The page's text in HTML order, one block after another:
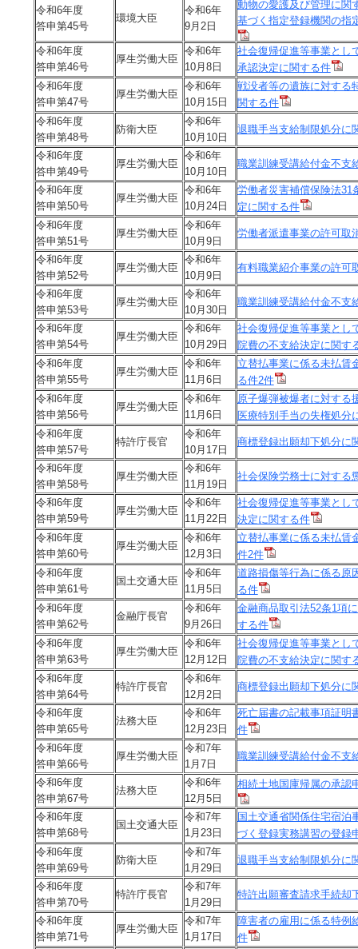
令和6年度
答申第45号
環境大臣
令和6年
9月2日
動物の愛護及び管理に関
基づく指定登録機関の指
令和6年度
答申第46号
厚生労働大臣
令和6年
10月8日
社会復帰促進等事業とし
承認決定に関する件
令和6年度
答申第47号
厚生労働大臣
令和6年
10月15日
戦没者等の遺族に対する
関する件
令和6年度
答申第48号
防衛大臣
令和6年
10月10日
退職手当支給制限処分に
令和6年度
答申第49号
厚生労働大臣
令和6年
10月10日
職業訓練受講給付金不支
令和6年度
答申第50号
厚生労働大臣
令和6年
10月24日
労働者災害補償保険法31
定に関する件
令和6年度
答申第51号
厚生労働大臣
令和6年
10月9日
労働者派遣事業の許可取
令和6年度
答申第52号
厚生労働大臣
令和6年
10月9日
有料職業紹介事業の許可
令和6年度
答申第53号
厚生労働大臣
令和6年
10月30日
職業訓練受講給付金不支
令和6年度
答申第54号
厚生労働大臣
令和6年
10月29日
社会復帰促進等事業とし
院費の不支給決定に関す
令和6年度
答申第55号
厚生労働大臣
令和6年
11月6日
立替払事業に係る未払賃
る件2件
令和6年度
答申第56号
厚生労働大臣
令和6年
11月6日
原子爆弾被爆者に対する
医療特別手当の失権処分
令和6年度
答申第57号
特許庁長官
令和6年
10月17日
商標登録出願却下処分に
令和6年度
答申第58号
厚生労働大臣
令和6年
11月19日
社会保険労務士に対する
令和6年度
答申第59号
厚生労働大臣
令和6年
11月22日
社会復帰促進等事業とし
決定に関する件
令和6年度
答申第60号
厚生労働大臣
令和6年
12月3日
立替払事業に係る未払賃
件2件
令和6年度
答申第61号
国土交通大臣
令和6年
11月5日
道路損傷等行為に係る原
る件
令和6年度
答申第62号
金融庁長官
令和6年
9月26日
金融商品取引法52条1項
する件
令和6年度
答申第63号
厚生労働大臣
令和6年
12月12日
社会復帰促進等事業とし
院費の不支給決定に関す
令和6年度
答申第64号
特許庁長官
令和6年
12月2日
商標登録出願却下処分に
令和6年度
答申第65号
法務大臣
令和6年
12月23日
死亡届書の記載事項証明
件
令和6年度
答申第66号
厚生労働大臣
令和7年
1月7日
職業訓練受講給付金不支
令和6年度
答申第67号
法務大臣
令和6年
12月5日
相続土地国庫帰属の承認
令和6年度
答申第68号
国土交通大臣
令和7年
1月23日
国土交通省関係住宅宿泊
づく登録実務講習の登録
令和6年度
答申第69号
防衛大臣
令和7年
1月29日
退職手当支給制限処分に
令和6年度
答申第70号
特許庁長官
令和7年
1月29日
特許出願審査請求手続却
令和6年度
答申第71号
厚生労働大臣
令和7年
1月17日
障害者の雇用に係る特例
件